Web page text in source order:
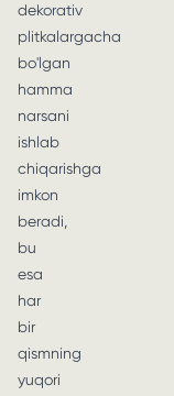
dekorativ
plitkalargacha
bo'lgan
hamma
narsani
ishlab
chiqarishga
imkon
beradi,
bu
esa
har
bir
qismning
yuqori